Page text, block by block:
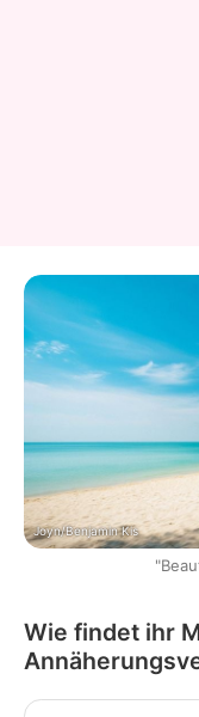
Joyn/Benjamin Kis
Wie findet ihr